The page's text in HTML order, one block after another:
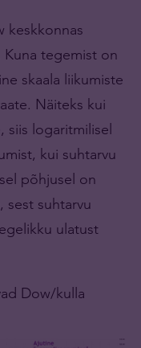
keskkonnas
tegemist on
skaala liikumiste
Näiteks kui
siis logaritmilisel
kui suhtarvu
põhjusel on
sest suhtarvu
ulatust
Dow/kulla